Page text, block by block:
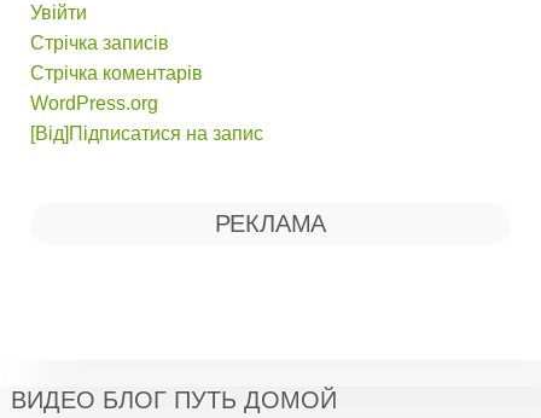
Увійти
Стрічка записів
Стрічка коментарів
WordPress.org
[Від]Підписатися на запис
РЕКЛАМА
ВИДЕО БЛОГ ПУТЬ ДОМОЙ